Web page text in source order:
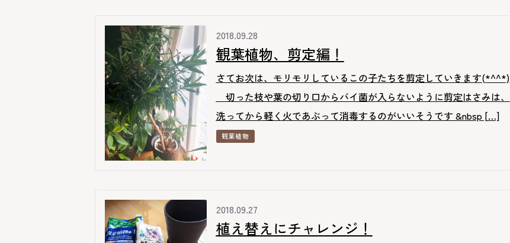
2018.09.28
観葉植物、剪定編！
さてお次は、モリモリしているこの子たちを剪定していきます(*^^*)
切った枝や葉の切り口からバイ菌が入らないように剪定はさみは、
洗ってから軽く火であぶって消毒するのがいいそうです &nbsp […]
観葉植物
2018.09.27
植え替えにチャレンジ！